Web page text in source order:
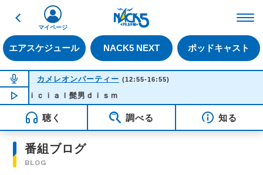
戻る
エアスケジュール NACK5 NEXT ポッドキャスト
マイページ
NOW ON AIR
カメレオンパーティー (12:55-16:55)
NOW PLAYING13:26
ｉｃｉａｌ髭男ｄｉｓｍ
聴く 調べる 知る
番組ブログ
BLOG